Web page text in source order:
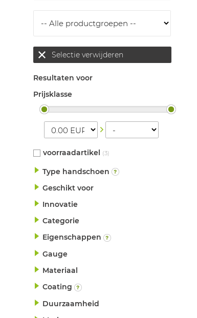
Selectie verwijderen
Resultaten voor
Prijsklasse
voorraadartikel (3)
Type handschoen
Geschikt voor
Innovatie
Categorie
Eigenschappen
Gauge
Materiaal
Coating
Duurzaamheid